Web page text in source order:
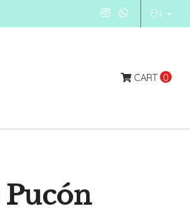
EN
CART 0